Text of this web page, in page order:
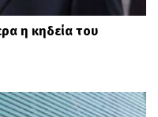
η κηδεία του